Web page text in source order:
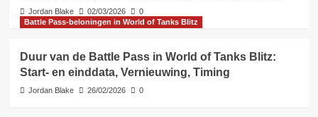
Jordan Blake 02/03/2026
0
Battle Pass-beloningen in World of Tanks Blitz
Duur van de Battle Pass in World of Tanks Blitz:
Start- en einddata, Vernieuwing, Timing
Jordan Blake 26/02/2026 0